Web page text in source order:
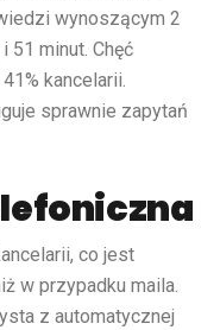
wynoszącym 2
51 minut. Chęć
kancelarii.
sprawnie zapytań
co jest
w przypadku maila.
z automatycznej